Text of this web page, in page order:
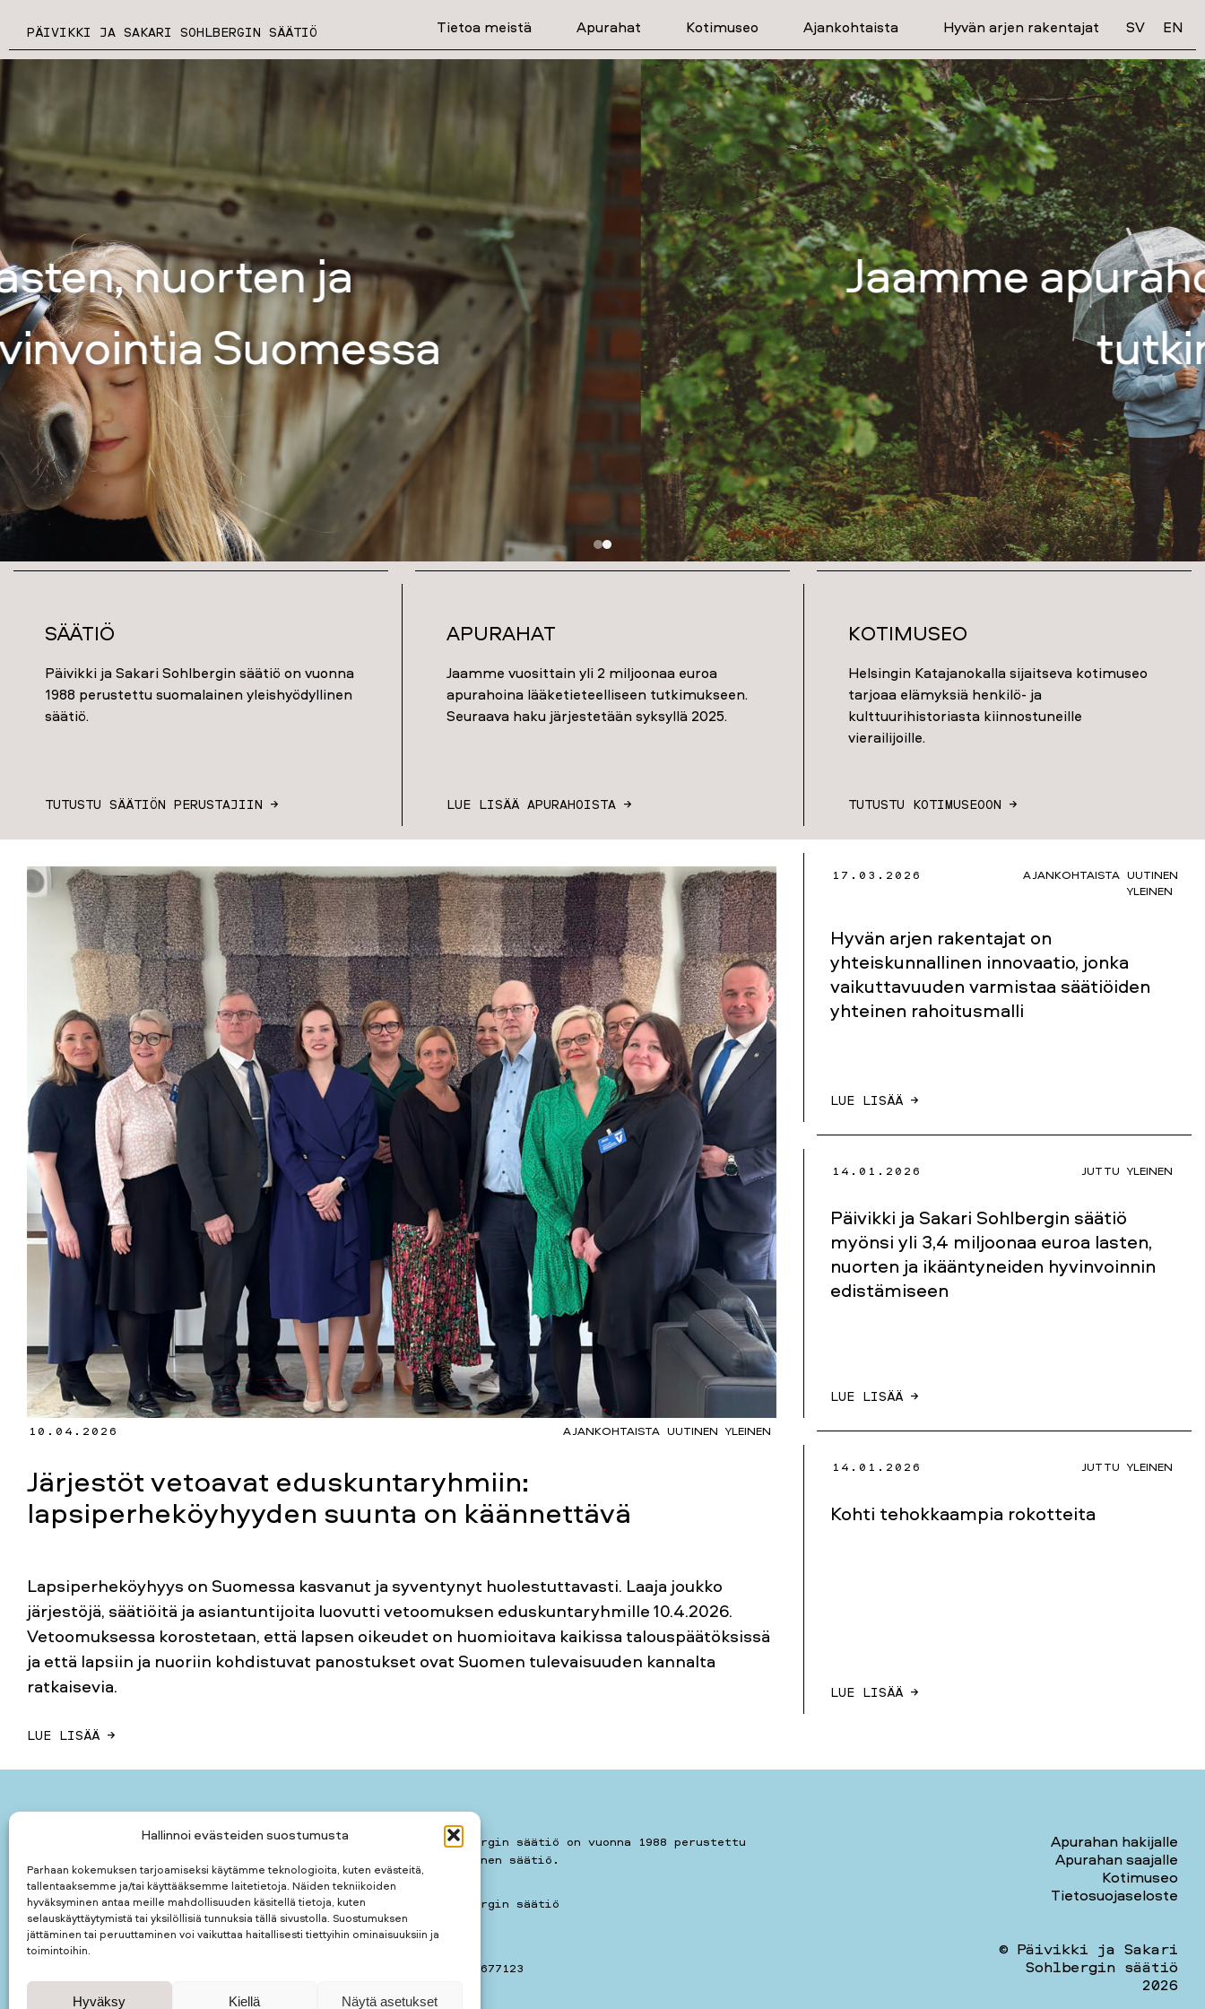
Hallinnoi evästeiden suostumusta
Parhaan kokemuksen tarjoamiseksi käytämme teknologioita, kuten evästeitä,
tallentaaksemme ja/tai käyttääksemme laitetietoja. Näiden tekniikoiden
hyväksyminen antaa meille mahdollisuuden käsitellä tietoja, kuten
selauskäyttäytymistä tai yksilöllisiä tunnuksia tällä sivustolla. Suostumuksen
jättäminen tai peruuttaminen voi vaikuttaa haitallisesti tiettyihin ominaisuuksiin ja
toimintoihin.
Hyväksy Kiellä Näytä asetukset
PÄIVIKKI JA SAKARI SOHLBERGIN SÄÄTIÖ Tietoa meistä Apurahat Kotimuseo Ajankohtaista Hyvän arjen rakentajat SV EN
Jaamme apurahoja lääketieteelliseen
tutkimukseen
Säätiö
Päivikki ja Sakari Sohlbergin säätiö on vuonna
1988 perustettu suomalainen yleishyödyllinen
säätiö.
TUTUSTU SÄÄTIÖN PERUSTAJIIN →
Apurahat
Jaamme vuosittain yli 2 miljoonaa euroa
apurahoina lääketieteelliseen tutkimukseen.
Seuraava haku järjestetään syksyllä 2025.
LUE LISÄÄ APURAHOISTA →
Kotimuseo
Helsingin Katajanokalla sijaitseva kotimuseo
tarjoaa elämyksiä henkilö- ja
kulttuurihistoriasta kiinnostuneille
vierailijoille.
TUTUSTU KOTIMUSEOON →
10.04.2026 AJANKOHTAISTA UUTINEN YLEINEN
Järjestöt vetoavat eduskuntaryhmiin:
lapsiperheköyhyyden suunta on käännettävä
Lapsiperheköyhyys on Suomessa kasvanut ja syventynyt huolestuttavasti. Laaja joukko
järjestöjä, säätiöitä ja asiantuntijoita luovutti vetoomuksen eduskuntaryhmille 10.4.2026.
Vetoomuksessa korostetaan, että lapsen oikeudet on huomioitava kaikissa talouspäätöksissä
ja että lapsiin ja nuoriin kohdistuvat panostukset ovat Suomen tulevaisuuden kannalta
ratkaisevia.
LUE LISÄÄ →
17.03.2026 AJANKOHTAISTA UUTINEN
YLEINEN
Hyvän arjen rakentajat on
yhteiskunnallinen innovaatio, jonka
vaikuttavuuden varmistaa säätiöiden
yhteinen rahoitusmalli
LUE LISÄÄ →
14.01.2026 JUTTU YLEINEN
Päivikki ja Sakari Sohlbergin säätiö
myönsi yli 3,4 miljoonaa euroa lasten,
nuorten ja ikääntyneiden hyvinvoinnin
edistämiseen
LUE LISÄÄ →
14.01.2026 JUTTU YLEINEN
Kohti tehokkaampia rokotteita
LUE LISÄÄ →
Päivikki ja Sakari Sohlbergin säätiö on vuonna 1988 perustettu
suomalainen yleishyödyllinen säätiö.
Päivikki ja Sakari Sohlbergin säätiö
Kauppiaankatu 11 A 7
00160HELSINKI
kotimuseon puhelin: 050 3677123
Apurahan hakijalle
Apurahan saajalle
Kotimuseo
Tietosuojaseloste
© Päivikki ja Sakari
Sohlbergin säätiö
2026